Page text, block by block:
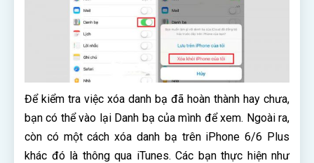
Để kiểm tra việc xóa danh bạ đã hoàn thành hay chưa,
bạn có thể vào lại Danh bạ của mình để xem. Ngoài ra,
còn có một cách xóa danh bạ trên iPhone 6/6 Plus
khác đó là thông qua iTunes. Các bạn thực hiện như